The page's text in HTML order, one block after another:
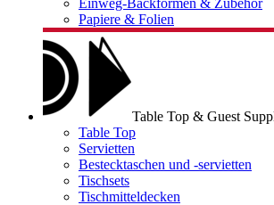
Einweg-Backformen & Zubehör
Papiere & Folien
Table Top & Guest
Table Top
Servietten
Bestecktaschen und -servietten
Tischsets
Tischmitteldecken